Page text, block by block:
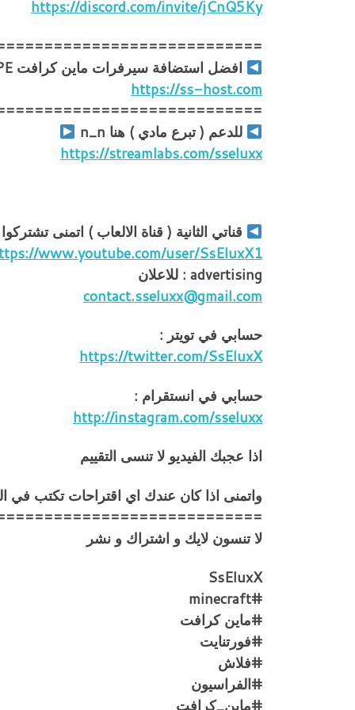
https://discord.com/invite/jCnQ5Ky
افضل استضافة سيرفرات ماين كرافت PC | PE و تيم سبيك
https://ss-host.com
للدعم ( تبرع مادي ) هنا n_n
https://streamlabs.com/sseluxx
قناتي الثانية ( قناة الالعاب ) اتمنى
www.youtube.com/user/SsEluxX1
advertising : للاعلان
contact.sseluxx@gmail.com
حسابي في تويتر :
https://twitter.com/SsEluxX
حسابي في انستقرام :
http://instagram.com/sseluxx
اذا عجبك الفيديو لا تنسى التقييم
واتمنى اذا كان عندك اي اقتراحات تكتب في
لا تنسون لايك و اشتراك و نشر
SsEluxX
#minecraft
#ماين كرافت
#فورتنايت
#فلاش
#الفراسيون
#ماين_كرافت